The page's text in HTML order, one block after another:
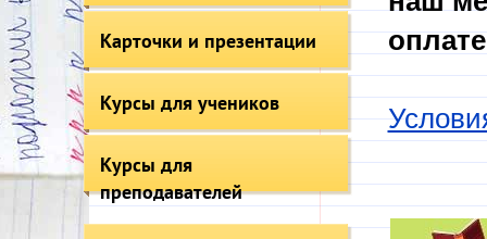
Карточки и презентации
Курсы для учеников
Курсы для
преподавателей